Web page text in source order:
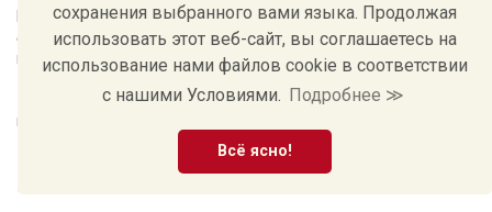
сохранения выбранного вами языка. Продолжая
использовать этот веб-сайт, вы соглашаетесь на
использование нами файлов cookie в соответствии
с нашими Условиями. Подробнее ≫
Всё ясно!
В отличие от простого копирования, функция install-into-
devenvне только копирует файлы, но и ведет список
инсталлированных файлов, сохраняя его в файле
.dist
TARGET_BUILD_DIR)/.distиспользуется при выполнении
команды: